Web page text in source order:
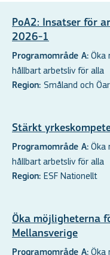
PoA2: Insatser för
2026-1
Programområde A: Öka
hållbart arbetsliv för alla
Region: Småland och
Stärkt
Programområde A: Öka
hållbart arbetsliv för alla
Region: ESF Nationellt
Öka möjligheterna
Mellansverige
Programområde A: Öka